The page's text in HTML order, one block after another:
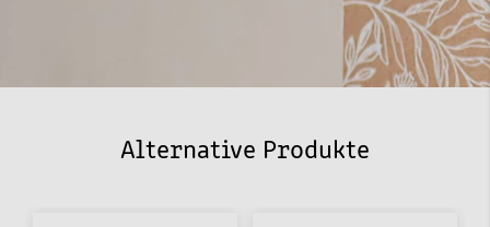
Alternative Produkte